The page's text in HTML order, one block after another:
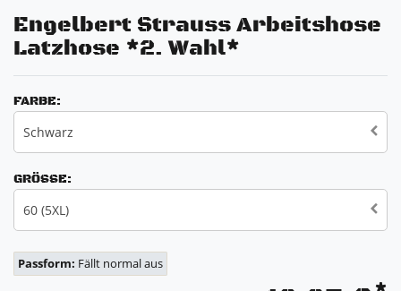
Engelbert Strauss Arbeitshose
Latzhose *2. Wahl*
FARBE:
Schwarz
GRÖSSE:
60 (5XL)
Passform: Fällt normal aus